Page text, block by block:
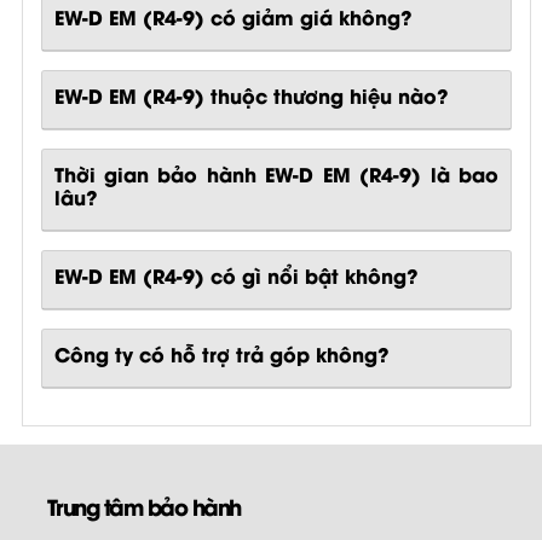
EW-D EM (R4-9) có giảm giá không?
EW-D EM (R4-9) thuộc thương hiệu nào?
Thời gian bảo hành EW-D EM (R4-9) là bao
lâu?
EW-D EM (R4-9) có gì nổi bật không?
Công ty có hỗ trợ trả góp không?
Trung tâm bảo hành